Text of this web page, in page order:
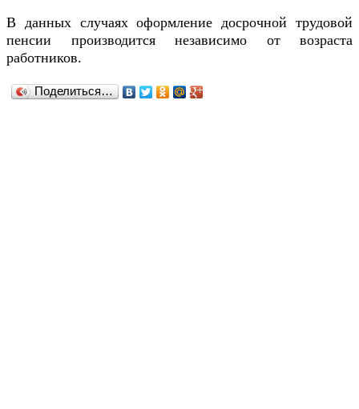
В данных случаях оформление досрочной трудовой
пенсии производится независимо от возраста
работников.
Поделиться…